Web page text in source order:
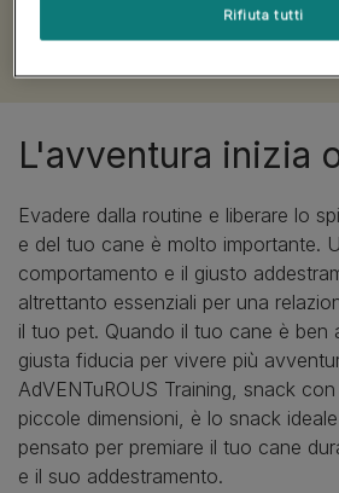
gusti selvaggi come cinghiale,
L'avventura inizia
Evadere dalla routine e liberare lo
e del tuo cane è molto importante.
comportamento e il giusto
altrettanto essenziali per una
il tuo pet. Quando il tuo cane è ben
giusta fiducia per vivere più
AdVENTuROUS Training, snack
piccole dimensioni, è lo snack
pensato per premiare il tuo cane
e il suo addestramento.
Rifiuta tutti